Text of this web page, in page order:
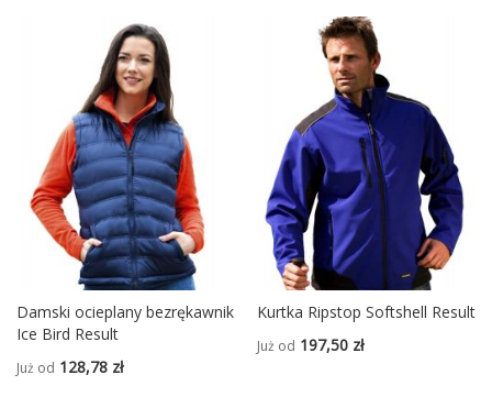
Damski ocieplany bezrękawnik
Ice Bird Result
Już od 128,78 zł
Kurtka Ripstop Softshell Result
Już od 197,50 zł